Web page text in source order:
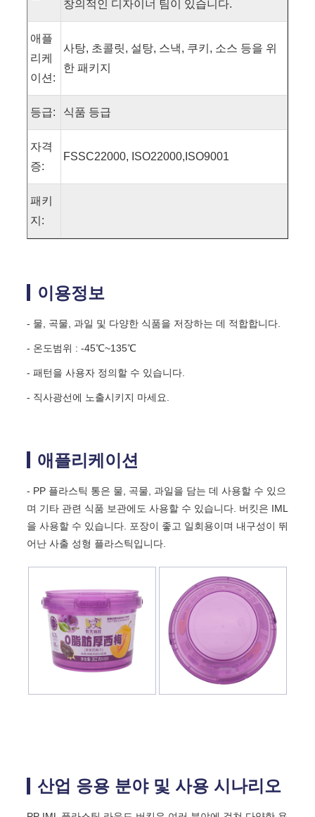
창의적인 디자이너 팀이 있습니다.
애플
리케
이션:
사탕, 초콜릿, 설탕, 스낵, 쿠키, 소스 등을 위
한 패키지
등급: 식품 등급
자격
증:
FSSC22000, ISO22000,ISO9001
패키
지:
이용정보
- 물, 곡물, 과일 및 다양한 식품을 저장하는 데 적합합니다.
- 온도범위 : -45℃~135℃
- 패턴을 사용자 정의할 수 있습니다.
- 직사광선에 노출시키지 마세요.
애플리케이션
- PP 플라스틱 통은 물, 곡물, 과일을 담는 데 사용할 수 있으
며 기타 관련 식품 보관에도 사용할 수 있습니다. 버킷은 IML
을 사용할 수 있습니다. 포장이 좋고 일회용이며 내구성이 뛰
어난 사출 성형 플라스틱입니다.
산업 응용 분야 및 사용 시나리오